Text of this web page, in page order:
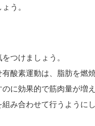
う。
つけましょう。
酸素運動は、脂肪を燃
に効果的で筋肉量が増
み合わせて行うようにし